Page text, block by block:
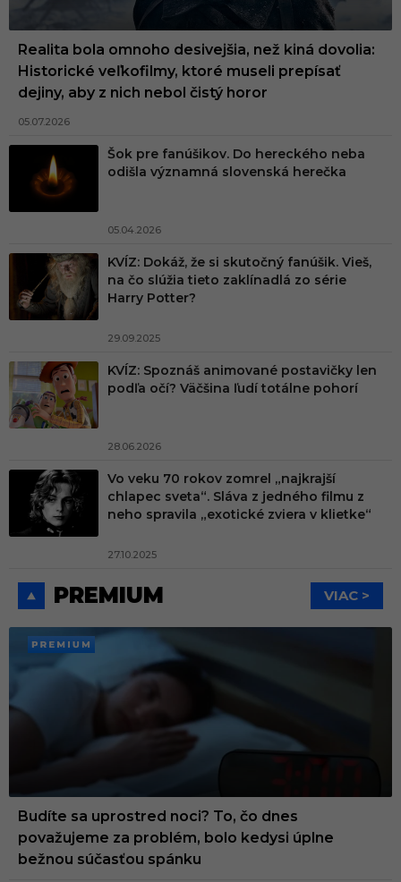
Realita bola omnoho desivejšia, než kiná dovolia:
Historické veľkofilmy, ktoré museli prepísať
dejiny, aby z nich nebol čistý horor
05.07.2026
Šok pre fanúšikov. Do hereckého neba
odišla významná slovenská herečka
05.04.2026
KVÍZ: Dokáž, že si skutočný fanúšik. Vieš,
na čo slúžia tieto zaklínadlá zo série
Harry Potter?
29.09.2025
KVÍZ: Spoznáš animované postavičky len
podľa očí? Väčšina ľudí totálne pohorí
28.06.2026
Vo veku 70 rokov zomrel „najkrajší
chlapec sveta“. Sláva z jedného filmu z
neho spravila „exotické zviera v klietke“
27.10.2025
PREMIUM VIAC >
PREMI
Budíte sa uprostred noci? To, čo dnes
považujeme za problém, bolo kedysi úplne
bežnou súčasťou spánku